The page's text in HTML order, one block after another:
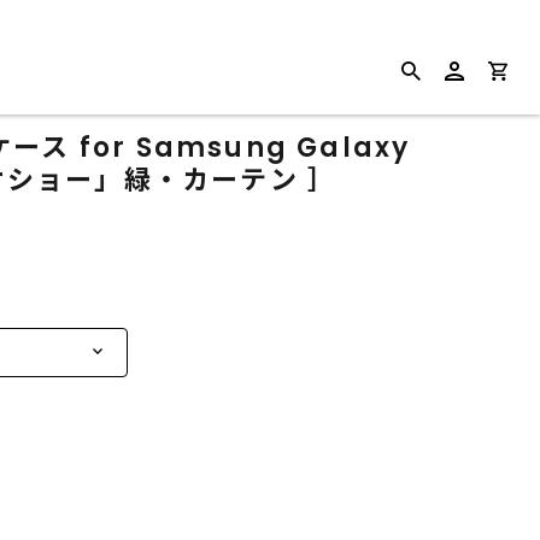
ケース for Samsung Galaxy
ョー」緑・カーテン ］